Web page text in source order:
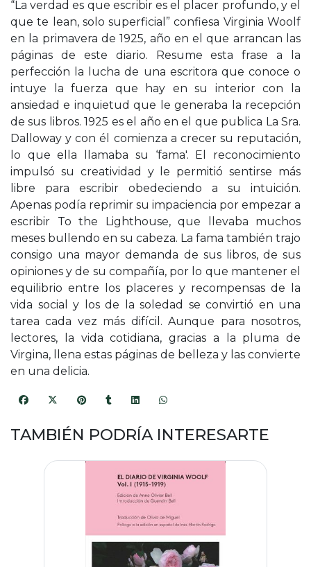
“La verdad es que escribir es el placer profundo, y el
que te lean, solo superficial” confiesa Virginia Woolf
en la primavera de 1925, año en el que arrancan las
páginas de este diario. Resume esta frase a la
perfección la lucha de una escritora que conoce o
intuye la fuerza que hay en su interior con la
ansiedad e inquietud que le generaba la recepción
de sus libros. 1925 es el año en el que publica La Sra.
Dalloway y con él comienza a crecer su reputación,
lo que ella llamaba su ‘fama'. El reconocimiento
impulsó su creatividad y le permitió sentirse más
libre para escribir obedeciendo a su intuición.
Apenas podía reprimir su impaciencia por empezar a
escribir To the Lighthouse, que llevaba muchos
meses bullendo en su cabeza. La fama también trajo
consigo una mayor demanda de sus libros, de sus
opiniones y de su compañía, por lo que mantener el
equilibrio entre los placeres y recompensas de la
vida social y los de la soledad se convirtió en una
tarea cada vez más difícil. Aunque para nosotros,
lectores, la vida cotidiana, gracias a la pluma de
Virgina, llena estas páginas de belleza y las convierte
en una delicia.
TAMBIÉN PODRÍA INTERESARTE